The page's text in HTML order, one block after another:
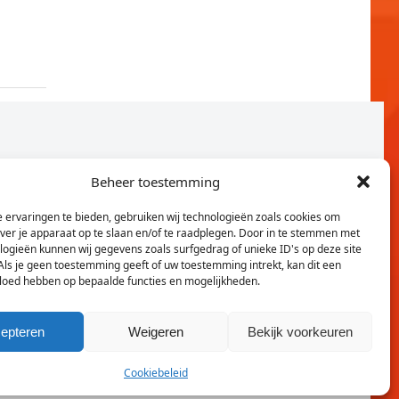
Beheer toestemming
ervaringen te bieden, gebruiken wij technologieën zoals cookies om
je apparaat op te slaan en/of te raadplegen. Door in te stemmen met
kunnen wij gegevens zoals surfgedrag of unieke ID's op deze site
je geen toestemming geeft of uw toestemming intrekt, kan dit een
hebben op bepaalde functies en mogelijkheden.
Weigeren Bekijk voorkeuren
Cookiebeleid
Twitter